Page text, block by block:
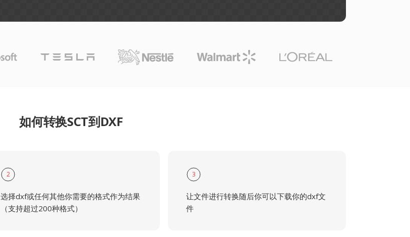
如何转换SCT到DXF
2
选择dxf或任何其他你需要的格式作为结果
（支持超过200种格式）
3
让文件进行转换随后你可以下载你的dxf文
件